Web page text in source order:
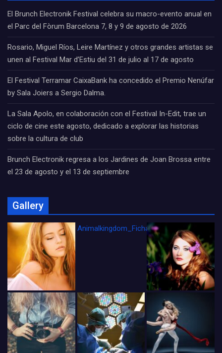
El Brunch Electronik Festival celebra su macro-evento anual en
el Parc del Fòrum Barcelona 7, 8 y 9 de agosto de 2026
Rosario, Miguel Ríos, Leire Martínez y otros grandes artistas se
unen al Festival Mar d’Estiu del 31 de julio al 17 de agosto
El Festival Terramar CaixaBank ha concedido el Premio Nenúfar
by Sala Joiers a Sergio Dalma.
La Sala Apolo, en colaboración con el Festival In-Edit, trae un
ciclo de cine este agosto, dedicado a explorar las historias
sobre la cultura de club
Brunch Electronik regresa a los Jardines de Joan Brossa entre
el 23 de agosto y el 13 de septiembre
Gallery
Animalkingdom_FichaCine